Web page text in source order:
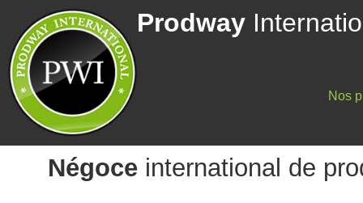
Prodway
Nos
Négoce international de